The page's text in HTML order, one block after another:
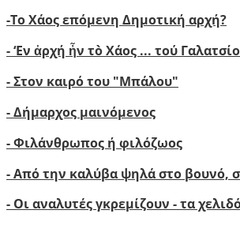
-Το Χάος επόμενη Δημοτική αρχή?
-‘Εν ἀρχή ἦν τὸ Χάος ... τού
-Στον καιρό του "Μπάλου"
- Δήμαρχος μαινόμενος
- Φιλάνθρωπος ή φιλόζωος
- Από την καλύβα ψηλά στο βουνό,
- Οι αναλυτές γκρεμίζουν - τα